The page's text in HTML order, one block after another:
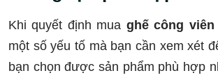
Khi quyết định mua ghế công
một số yếu tố mà bạn cần xem xét
bạn chọn được sản phẩm phù hợp